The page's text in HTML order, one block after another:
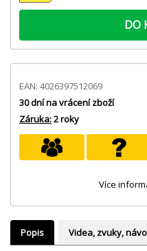
DO
EAN: 4026397512069
30 dní na vrácení zboží
Záruka:2 roky
Více
Popis Videa, zvuky,